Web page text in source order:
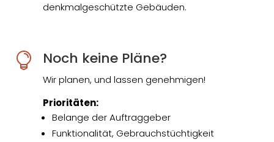
denkmalgeschützte Gebäuden.
 Noch keine Pläne?
Wir planen, und lassen genehmigen!
Prioritäten:
Belange der Auftraggeber
Funktionalität, Gebrauchstüchtigkeit